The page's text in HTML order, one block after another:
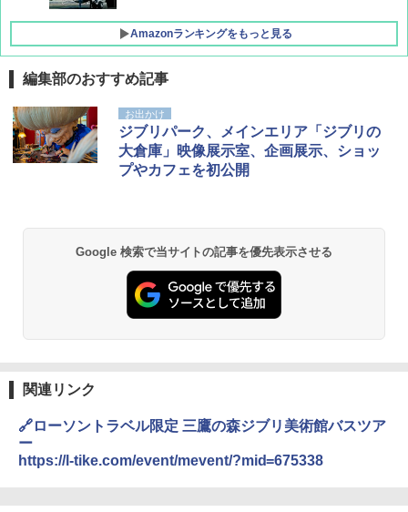
Amazonランキングをもっと見る
D40 地球の歩き方 チェンマイ タイ北部の魅
力的な町 2026～2027 地球の歩き方D アジア
￥2,079
￥2,695
A09 地球の歩き方 イタリア 2026～2027 地
A26 地球の歩き方 チェコ ポーランド スロヴ
ァキア 2026～2027 地球の歩き方A ヨーロッ
[キャンパーズコレクション 山善] ポップアッ
プテント 傘みたいに広げて畳める パッとサ
ッとサンシェード キューブ フルクローズ メ
ッシュ 簡単設置 ワンタッチテント キャンプ
&ハイキング カーキ PATC-150(KH)
PYKES PEAK (パイクスピーク) 着替えテン
ト プライバシー テント 【中が透けない】 1
人用 折りたたみ 防災グッズ 災害用トイレ ビ
ーチ ピクニック ポップアップテント 携帯 簡
易 トイレテント (グレー)
テント ワンタッチ RENEW 幅200 2-3人用 43
500002(88859)
￥5,999
熊撃退スプレー 熊よけスプレー 熊スプレー
【日本企業販売】超強力クマ対策スプレー 30
0ml（連続噴射30秒）110ml（連続噴射15
秒）射程5～10m 安全ロック搭載 携帯収納袋
付き ヒグマ・イノシシ対策 自治体・教育機
￥3,680
GRANDOOR ステンレス保冷剤 2個セット 2
026リニューアル 急速冷凍 空間倍増 衛生的
BUNDOK(バンドック)ソロ ドーム 1 EX BDK
-08EX カーキ ソロキャンプ ポリエステル フ
編集部のおすすめ記事
お出かけ
ジブリパーク、メインエリア「ジブリの
大倉庫」映像展示室、企画展示、ショッ
プやカフェを初公開
Google 検索で当サイトの記事を優先表示させる
関連リンク
🔗ローソントラベル限定 三鷹の森ジブリ美術館バスツア
ー
https://l-tike.com/event/mevent/?mid=675338